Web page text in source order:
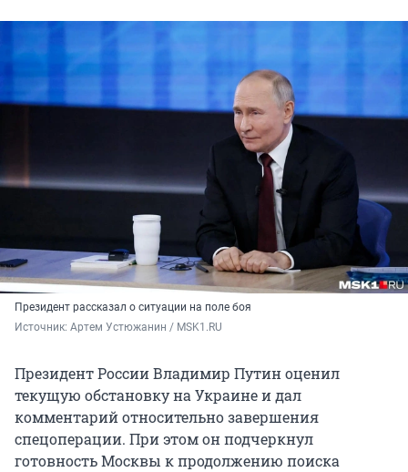
Президент рассказал о ситуации на поле боя
Источник: Артем Устюжанин / MSK1.RU
Президент России Владимир Путин оценил
текущую обстановку на Украине и дал
комментарий относительно завершения
спецоперации. При этом он подчеркнул
готовность Москвы к продолжению поиска